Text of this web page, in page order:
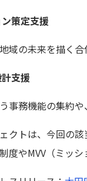
策定支援
域の未来を描く
支援
事務機能の集約
クトは、今回の
度やMVV（ミッ